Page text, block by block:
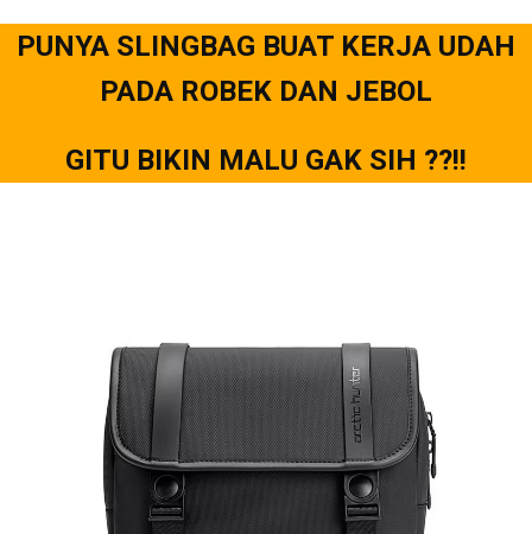
PUNYA SLINGBAG BUAT KERJA UDAH
PADA ROBEK DAN JEBOL
GITU BIKIN MALU GAK SIH ??!!